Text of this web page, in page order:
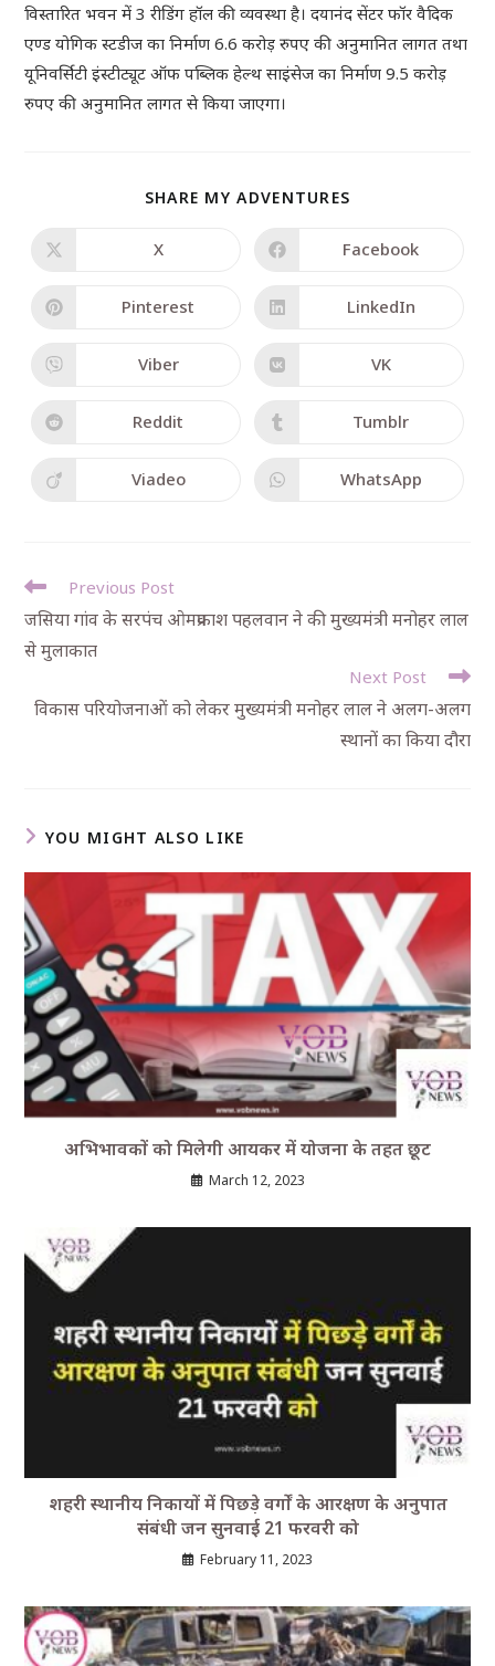
विस्तारित भवन में 3 रीडिंग हॉल की व्यवस्था है। दयानंद सेंटर फॉर वैदिक
एण्ड योगिक स्टडीज का निर्माण 6.6 करोड़ रुपए की अनुमानित लागत तथा
यूनिवर्सिटी इंस्टीट्यूट ऑफ पब्लिक हेल्थ साइंसेज का निर्माण 9.5 करोड़
रुपए की अनुमानित लागत से किया जाएगा।
SHARE MY ADVENTURES
X Facebook
Pinterest LinkedIn
Viber VK
Reddit Tumblr
Viadeo WhatsApp
Previous Post
जसिया गांव के सरपंच ओमप्रकाश पहलवान ने की मुख्यमंत्री मनोहर लाल
से मुलाकात
Next Post
विकास परियोजनाओं को लेकर मुख्यमंत्री मनोहर लाल ने अलग-अलग
स्थानों का किया दौरा
YOU MIGHT ALSO LIKE
अभिभावकों को मिलेगी आयकर में योजना के तहत छूट
March 12, 2023
शहरी स्थानीय निकायों में पिछड़े वर्गों के आरक्षण के अनुपात
संबंधी जन सुनवाई 21 फरवरी को
February 11, 2023